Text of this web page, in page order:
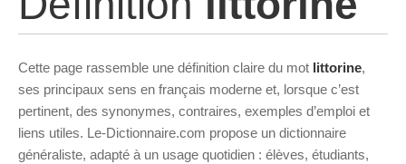
Cette page rassemble une définition claire du mot littorine,
ses principaux sens en français moderne et, lorsque c’est
pertinent, des synonymes, contraires, exemples d’emploi et
liens utiles. Le-Dictionnaire.com propose un dictionnaire
généraliste, adapté à un usage quotidien : élèves, étudiants,